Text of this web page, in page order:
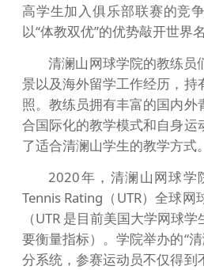
高学生加入俱乐部联赛的竞
以“体教双优”的优势敲开世界
清澜山网球学院的教练员
景以及海外留学工作经历，持
照。教练员拥有丰富的国内外
合国际化的教学模式和自身运
了适合清澜山学生的教学方式。
2020年，清澜山网球学
Tennis Rating（UTR）全球
（UTR 是目前美国大学网球
要衡量指标）。学院举办的“
分系统，参赛运动员不仅得到